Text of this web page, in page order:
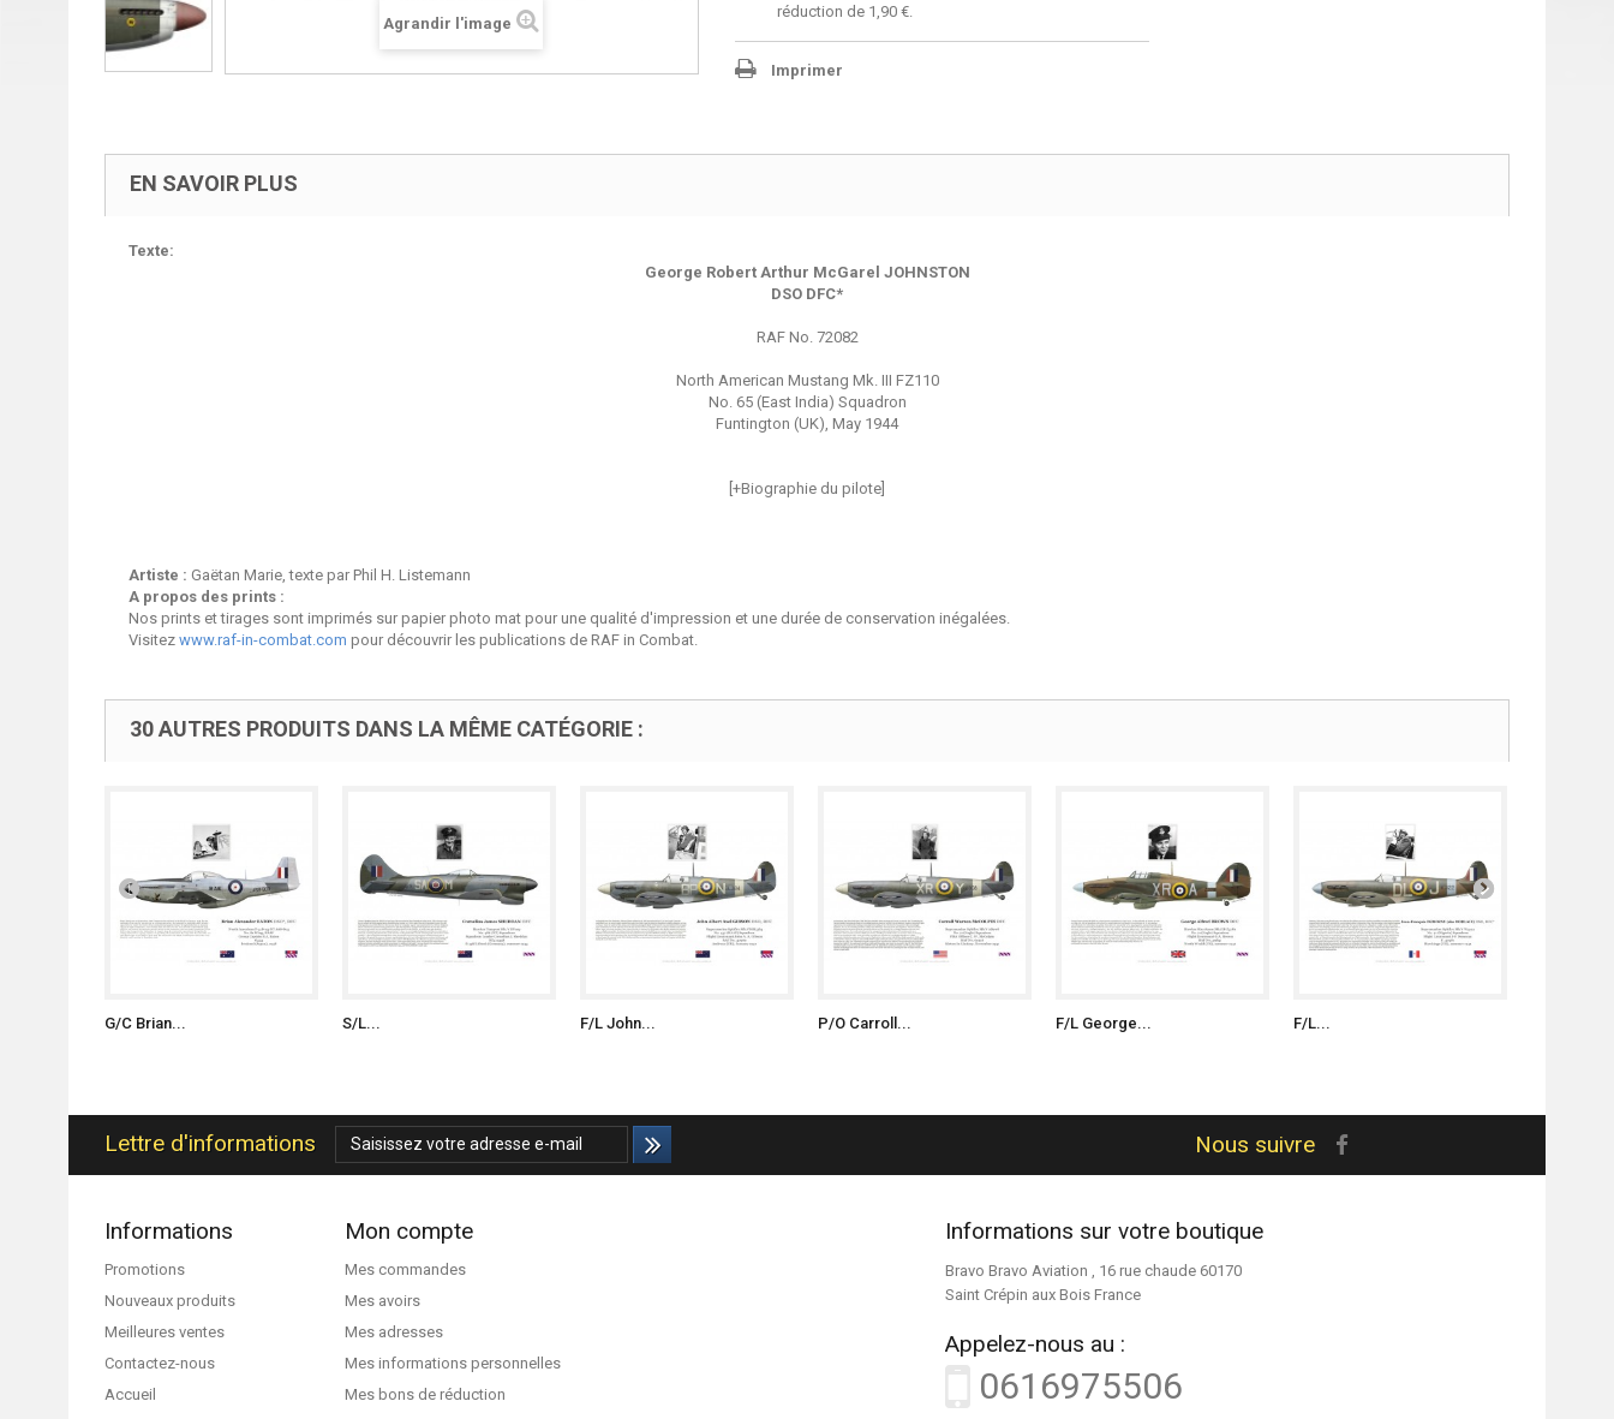
Agrandir l'image
réduction de 1,90 €.
Imprimer
EN SAVOIR PLUS
Texte:
George Robert Arthur McGarel JOHNSTON
DSO DFC*
RAF No. 72082
North American Mustang Mk. III FZ110
No. 65 (East India) Squadron
Funtington (UK), May 1944
[+Biographie du pilote]
Artiste : Gaëtan Marie, texte par Phil H. Listemann
A propos des prints :
Nos prints et tirages sont imprimés sur papier photo mat pour une qualité d'impression et une durée de conservation inégalées.
Visitez www.raf-in-combat.com pour découvrir les publications de RAF in Combat.
30 AUTRES PRODUITS DANS LA MÊME CATÉGORIE :
G/C Brian... S/L... F/L John... P/O Carroll... F/L George... F/L...
Lettre d'informations Nous suivre
Informations
Promotions
Nouveaux produits
Meilleures ventes
Contactez-nous
Accueil
Mon compte
Mes commandes
Mes avoirs
Mes adresses
Mes informations personnelles
Mes bons de réduction
Informations sur votre boutique
Bravo Bravo Aviation , 16 rue chaude 60170
Saint Crépin aux Bois France
Appelez-nous au :
0616975506